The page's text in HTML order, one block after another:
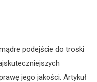
podejście do troski
jego jakości. Artykuł